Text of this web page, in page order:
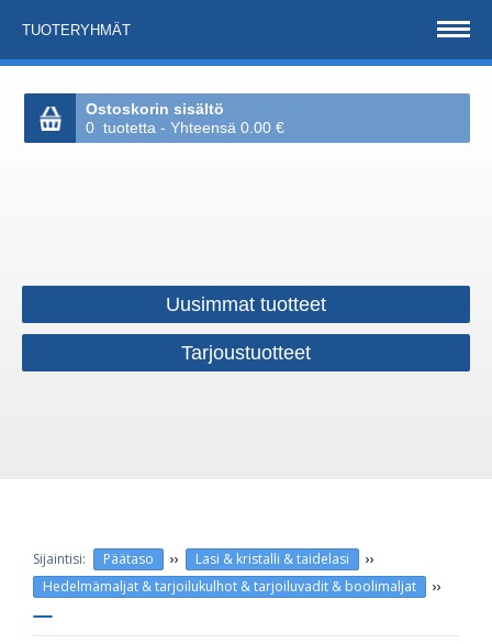
TUOTERYHMÄT
Ostoskorin sisältö
0 tuotetta - Yhteensä 0.00 €
Uusimmat tuotteet
Tarjoustuotteet
Päätaso ›› Lasi & kristalli & taidelasi ››
Hedelmämaljat & tarjoilukulhot & tarjoiluvadit & boolimaljat ››